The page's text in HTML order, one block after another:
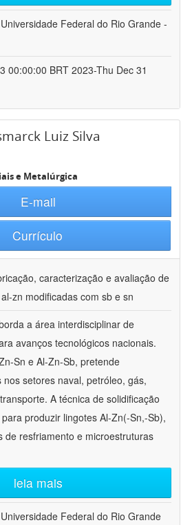
Universidade Federal do Rio Grande -
00:00:00 BRT 2023-Thu Dec 31
Luiz Silva
e Metalúrgica
E-mail
Currículo
caracterização e avaliação de
zn modificadas com sb e sn
a área interdisciplinar de
avanços tecnológicos nacionais.
Sn e Al-Zn-Sb, pretende
setores naval, petróleo, gás,
A técnica de solidificação
produzir lingotes Al-Zn(-Sn,-Sb),
de resfriamento e microestruturas
leia mais
Universidade Federal do Rio Grande